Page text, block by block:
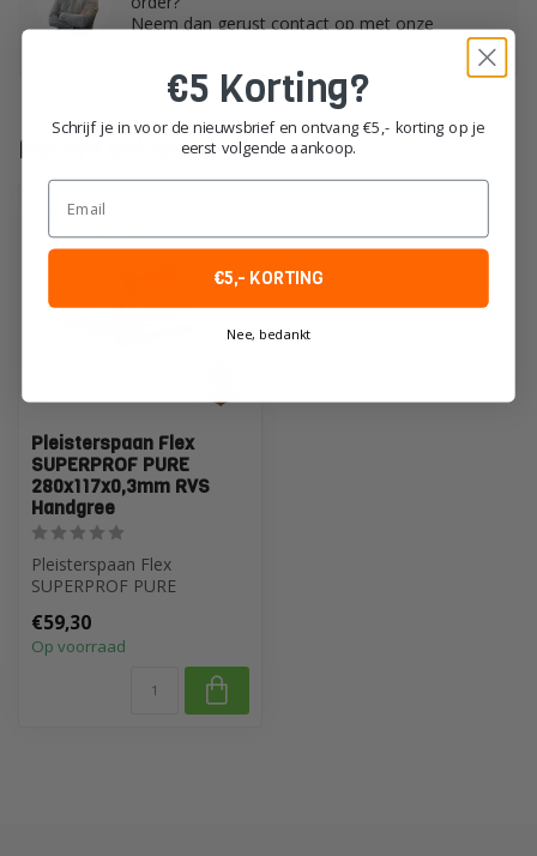
Neem dan gerust contact op met onze
Recent bekeken
Pleisterspaan Flex
SUPERPROF PURE
280x117x0,3mm RVS
Handgree
Pleisterspaan Flex
SUPERPROF PURE
Handgreep Leer
€59,30
Op voorraad
€5 Korting?
Schrijf je in voor de nieuwsbrief en ontvang €5,- korting op je
eerst volgende aankoop.
Email
€5,- KORTING
Nee, bedankt